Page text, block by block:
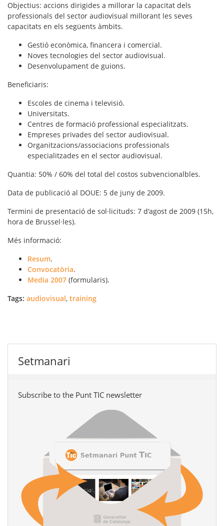
Objectius: accions dirigides a millorar la capacitat dels
professionals del sector audiovisual millorant les seves
capacitats en els següents àmbits.
Gestió econòmica, financera i comercial.
Noves tecnologies del sector audiovisual.
Desenvolupament de guions.
Beneficiaris:
Escoles de cinema i televisió.
Universitats.
Centres de formació professional especialitzats.
Empreses privades del sector audiovisual.
Organitzacions/associacions professionals
especialitzades en el sector audiovisual.
Quantia: 50% / 60% del total del costos subvencionalbles.
Data de publicació al DOUE: 5 de juny de 2009.
Termini de presentació de sol·licituds: 7 d'agost de 2009 (15h,
hora de Brussel·les).
Més informació:
Resum.
Convocatòria.
Media 2007 (formularis).
Tags: audiovisual, training
Setmanari
Subscribe to the Punt TIC newsletter